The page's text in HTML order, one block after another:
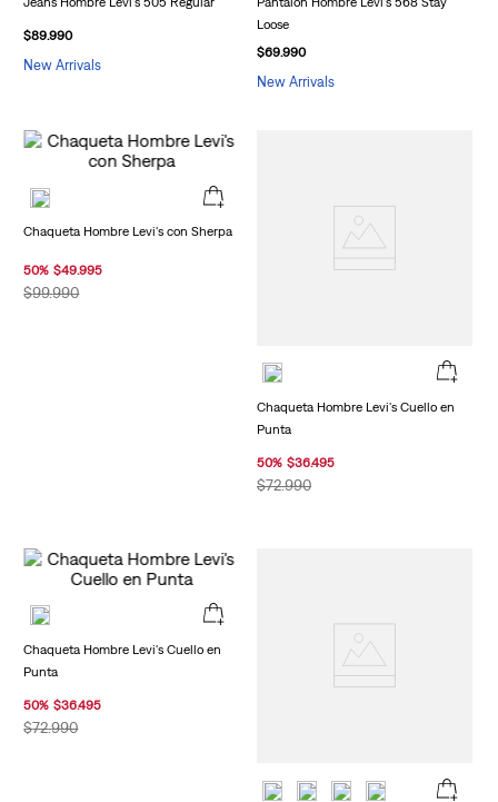
$89.990
New Arrivals
Loose
$69.990
New Arrivals
Chaqueta Hombre Levi's con Sherpa
50% $49.995
$99.990
Chaqueta Hombre Levi's Cuello en
Punta
50% $36.495
$72.990
Chaqueta Hombre Levi's Cuello en
Punta
50% $36.495
$72.990